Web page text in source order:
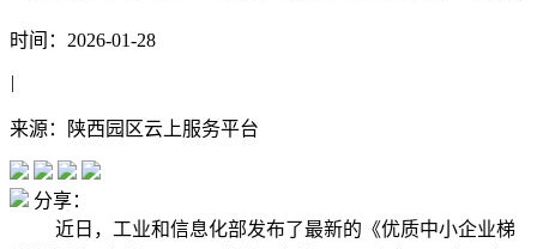
时间：2026-01-28
|
来源：陕西园区云上服务平台
分享：
近日，工业和信息化部发布了最新的《优质中小企业梯